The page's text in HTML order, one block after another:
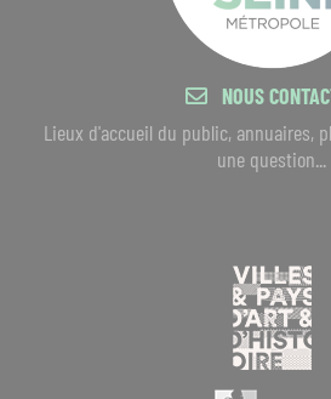
NOUS
Lieux d'accueil du public, annuaires,
une question...